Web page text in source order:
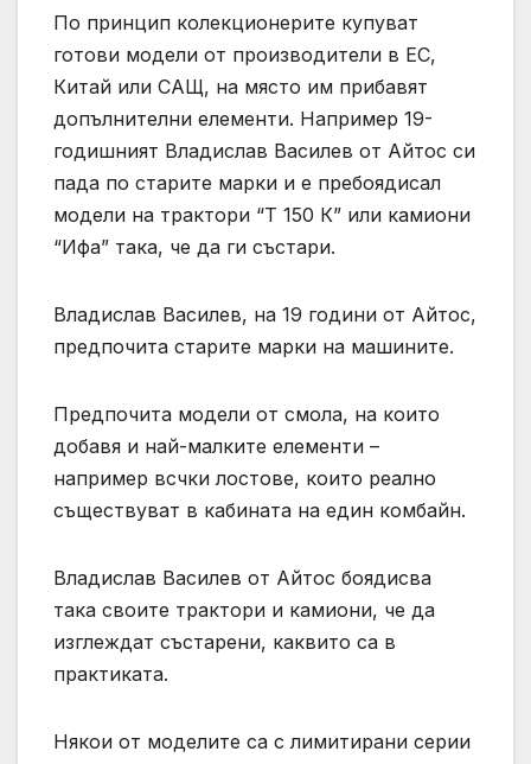
По принцип колекционерите купуват
готови модели от производители в ЕС,
Китай или САЩ, на място им прибавят
допълнителни елементи. Например 19-
годишният Владислав Василев от Айтос си
пада по старите марки и е пребоядисал
модели на трактори “Т 150 К” или камиони
“Ифа” така, че да ги състари.
Владислав Василев, на 19 години от Айтос,
предпочита старите марки на машините.
Предпочита модели от смола, на които
добавя и най-малките елементи –
например всчки лостове, които реално
съществуват в кабината на един комбайн.
Владислав Василев от Айтос боядисва
така своите трактори и камиони, че да
изглеждат състарени, каквито са в
практиката.
Някои от моделите са с лимитирани серии